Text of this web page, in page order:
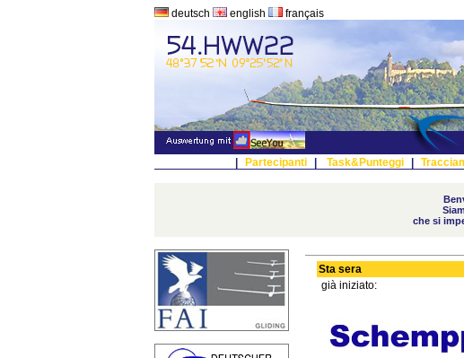
deutsch english français
Partecipanti Task&Punteggi
che si
Sta sera
già iniziato: